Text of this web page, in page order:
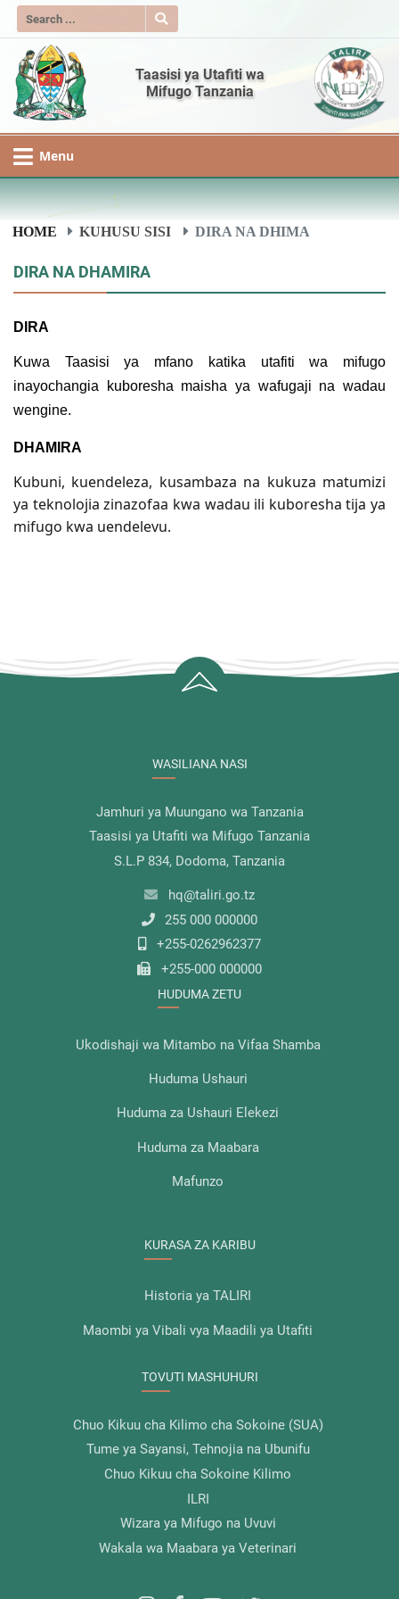
Taasisi ya Utafiti wa
Mifugo Tanzania
Menu
HOME KUHUSU SISI DIRA NA DHIMA
DIRA NA DHAMIRA
DIRA
Kuwa Taasisi ya mfano katika utafiti wa mifugo
inayochangia kuboresha maisha ya wafugaji na wadau
wengine.
DHAMIRA
Kubuni, kuendeleza, kusambaza na kukuza matumizi
ya teknolojia zinazofaa kwa wadau ili kuboresha tija ya
mifugo kwa uendelevu.
WASILIANA NASI
Jamhuri ya Muungano wa Tanzania
Taasisi ya Utafiti wa Mifugo Tanzania
S.L.P 834, Dodoma, Tanzania
hq@taliri.go.tz
255 000 000000
+255-0262962377
+255-000 000000
HUDUMA ZETU
Ukodishaji wa Mitambo na Vifaa Shamba
Huduma Ushauri
Huduma za Ushauri Elekezi
Huduma za Maabara
Mafunzo
KURASA ZA KARIBU
Historia ya TALIRI
Maombi ya Vibali vya Maadili ya Utafiti
TOVUTI MASHUHURI
Chuo Kikuu cha Kilimo cha Sokoine (SUA)
Tume ya Sayansi, Tehnojia na Ubunifu
Chuo Kikuu cha Sokoine Kilimo
ILRI
Wizara ya Mifugo na Uvuvi
Wakala wa Maabara ya Veterinari